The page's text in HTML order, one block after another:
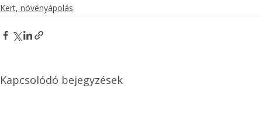
Kert, növényápolás
Kapcsolódó bejegyzések